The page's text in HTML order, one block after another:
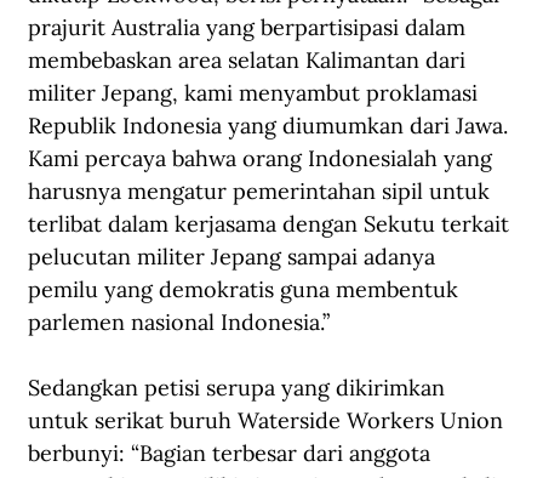
prajurit Australia yang berpartisipasi dalam
membebaskan area selatan Kalimantan dari
militer Jepang, kami menyambut proklamasi
Republik Indonesia yang diumumkan dari Jawa.
Kami percaya bahwa orang Indonesialah yang
harusnya mengatur pemerintahan sipil untuk
terlibat dalam kerjasama dengan Sekutu terkait
pelucutan militer Jepang sampai adanya
pemilu yang demokratis guna membentuk
parlemen nasional Indonesia.”
Sedangkan petisi serupa yang dikirimkan
untuk serikat buruh Waterside Workers Union
berbunyi: “Bagian terbesar dari anggota